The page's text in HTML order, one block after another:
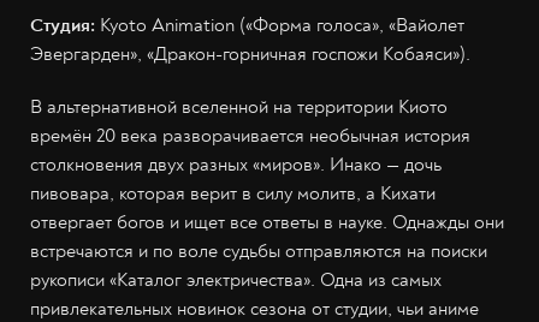
Студия: Kyoto Animation («Форма голоса», «Вайолет
Эвергарден», «Дракон-горничная госпожи Кобаяси»).
В альтернативной вселенной на территории Киото
времён 20 века разворачивается необычная история
столкновения двух разных «миров». Инако — дочь
пивовара, которая верит в силу молитв, а Кихати
отвергает богов и ищет все ответы в науке. Однажды они
встречаются и по воле судьбы отправляются на поиски
рукописи «Каталог электричества». Одна из самых
привлекательных новинок сезона от студии, чьи аниме